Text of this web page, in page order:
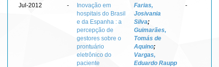
Jul-2012 -
Inovação em
hospitais do Brasil
e da Espanha : a
percepção de
gestores sobre o
prontuário
eletrônico do
paciente
Farias,
Josivania
Silva;
Guimarães,
Tomás de
Aquino;
Vargas,
Eduardo Raupp
-